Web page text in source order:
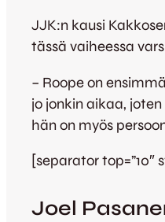
JJK:n kausi
tässä vaiheessa
– Roope on
jo jonkin aikaa,
hän on myös
[separator top=”10″
Joel